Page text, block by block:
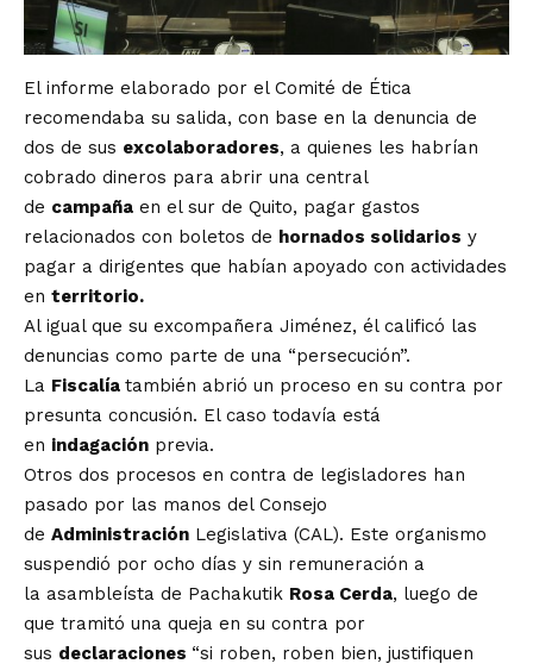
El informe elaborado por el Comité de Ética
recomendaba su salida, con base en la denuncia de
dos de sus excolaboradores, a quienes les habrían
cobrado dineros para abrir una central
de campaña en el sur de Quito, pagar gastos
relacionados con boletos de hornados solidarios y
pagar a dirigentes que habían apoyado con actividades
en territorio.
Al igual que su excompañera Jiménez, él calificó las
denuncias como parte de una “persecución”.
La Fiscalía también abrió un proceso en su contra por
presunta concusión. El caso todavía está
en indagación previa.
Otros dos procesos en contra de legisladores han
pasado por las manos del Consejo
de Administración Legislativa (CAL). Este organismo
suspendió por ocho días y sin remuneración a
la asambleísta de Pachakutik Rosa Cerda, luego de
que tramitó una queja en su contra por
sus declaraciones “si roben, roben bien, justifiquen